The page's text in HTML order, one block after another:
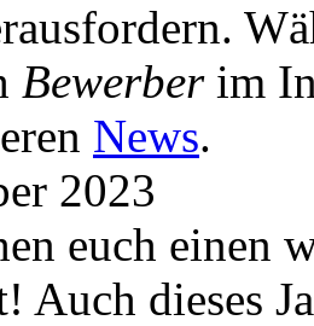
Bewerberim
News.
2023
euch einen
Auch dieses